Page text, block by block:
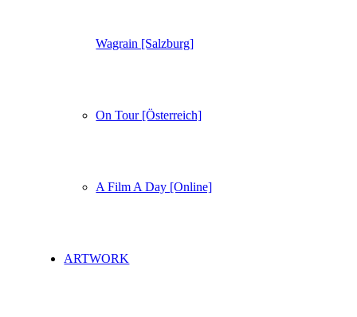
Wagrain [Salzburg]
On Tour [Österreich]
A Film A Day [Online]
ARTWORK